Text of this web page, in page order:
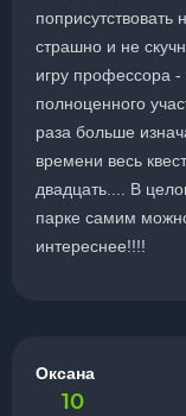
страшно и не
игру профессора -
полноценного
раза больше
времени весь
двадцать.... В
парке самим
интереснее!!!!
Оксана
10